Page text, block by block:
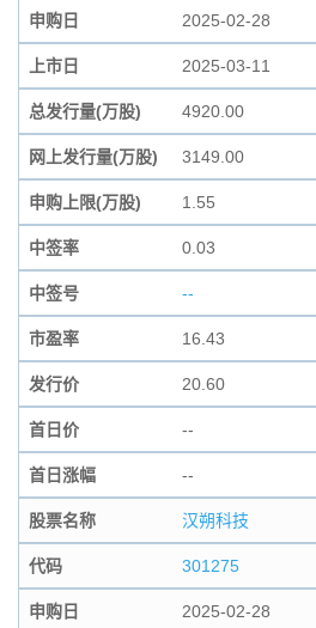
申购日 2025-02-28
上市日 2025-03-11
总发行量(万股) 4920.00
网上发行量(万股) 3149.00
申购上限(万股) 1.55
中签率 0.03
中签号 --
市盈率 16.43
发行价 20.60
首日价 --
首日涨幅 --
股票名称 汉朔科技
代码 301275
申购日 2025-02-28